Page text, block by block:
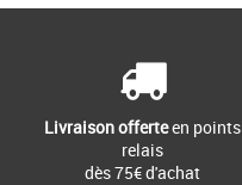
Livraison offerteen points
relais
dès 75€ d'achat